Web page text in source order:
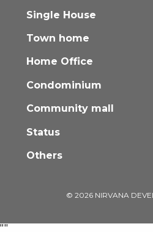
Single House
Town home
Home Office
Condominium
Community mall
Status
Others
© 2026 NIRVANA
""